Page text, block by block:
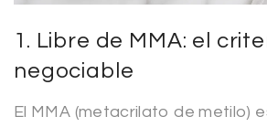
1. Libre de MMA: el
negociable
El MMA (metacrilato de metilo)